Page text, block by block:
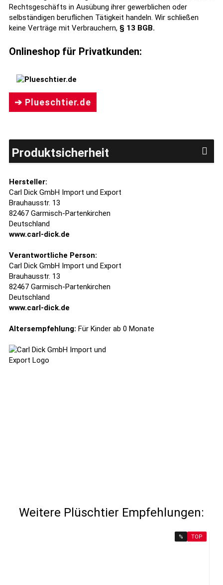
Rechtsgeschäfts in Ausübung ihrer gewerblichen oder
selbständigen beruflichen Tätigkeit handeln. Wir schließen
keine Verträge mit Verbrauchern, § 13 BGB.
Onlineshop für Privatkunden:
➔ Plueschtier.de
Produktsicherheit
Hersteller:
Carl Dick GmbH Import und Export
Brauhausstr. 13
82467 Garmisch-Partenkirchen
Deutschland
www.carl-dick.de
Verantwortliche Person:
Carl Dick GmbH Import und Export
Brauhausstr. 13
82467 Garmisch-Partenkirchen
Deutschland
www.carl-dick.de
Altersempfehlung: Für Kinder ab 0 Monate
Weitere Plüschtier Empfehlungen:
% TOP